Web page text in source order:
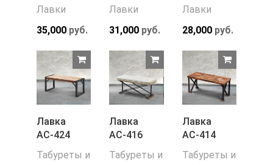
Лавки
35,000 руб.
Лавки
31,000 руб.
Лавки
28,000руб.
Лавка
АС-424
Табуреты и
Лавка
АС-416
Табуреты и
Лавка
АС-414
Табуреты и